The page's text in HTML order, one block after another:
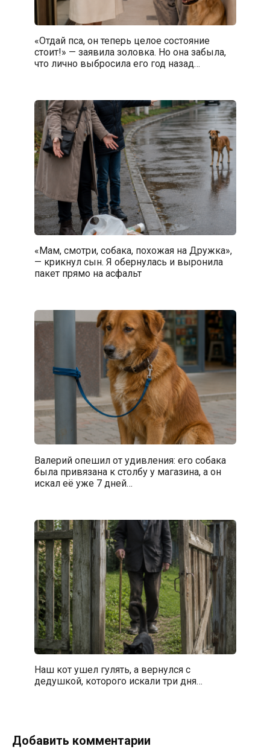
«Отдай пса, он теперь целое состояние
стоит!» — заявила золовка. Но она забыла,
что лично выбросила его год назад…
«Мам, смотри, собака, похожая на Дружка»,
— крикнул сын. Я обернулась и выронила
пакет прямо на асфальт
Валерий опешил от удивления: его собака
была привязана к столбу у магазина, а он
искал её уже 7 дней…
Наш кот ушел гулять, а вернулся с
дедушкой, которого искали три дня…
Добавить комментарии